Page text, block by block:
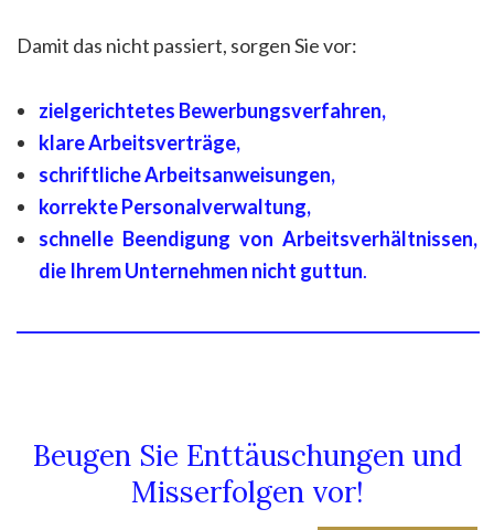
Damit das nicht passiert, sorgen Sie vor:
zielgerichtetes Bewerbungsverfahren,
klare Arbeitsverträge,
schriftliche Arbeitsanweisungen,
korrekte Personalverwaltung,
schnelle Beendigung von Arbeitsverhältnissen,
die Ihrem Unternehmen nicht guttun.
Beugen Sie Enttäuschungen und
Misserfolgen vor!